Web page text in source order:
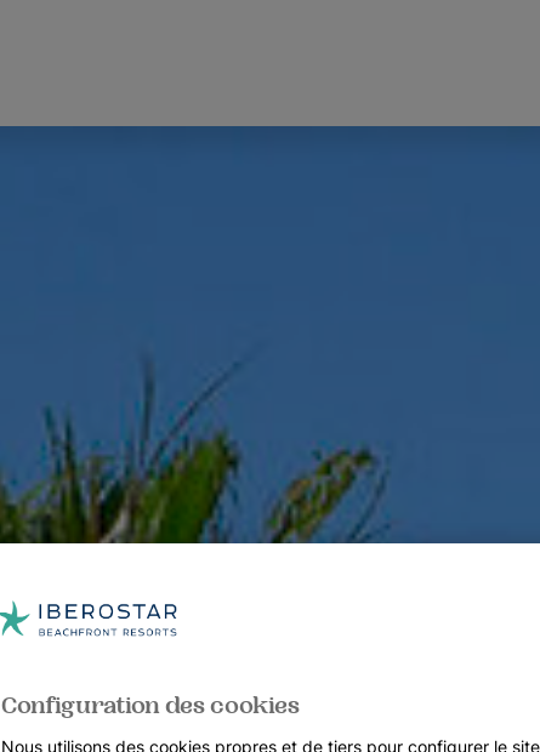
Configuration des cookies
Nous utilisons des cookies propres et de tiers pour configurer le